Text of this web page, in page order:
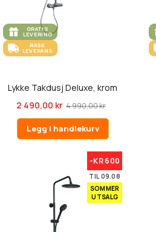
GRATIS
LEVERING
RASK
LEVERANS
Lykke Takdusj Deluxe, krom
2 490,00 kr 4 990,00 kr
Legg i handlekurv
-KR 600
TIL 09.08
SOMMER
UTSALG